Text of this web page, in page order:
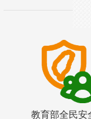
教育部全民安